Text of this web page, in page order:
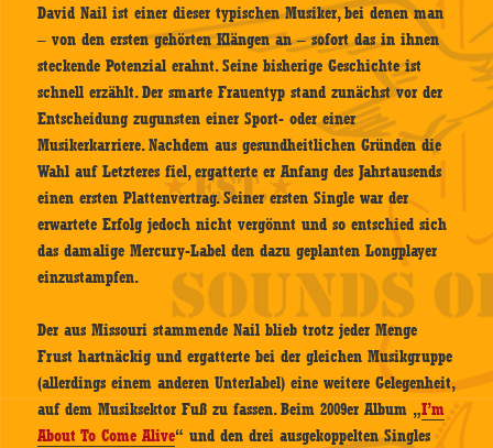
David Nail ist einer dieser typischen Musiker, bei denen man
– von den ersten gehörten Klängen an – sofort das in ihnen
steckende Potenzial erahnt. Seine bisherige Geschichte ist
schnell erzählt. Der smarte Frauentyp stand zunächst vor der
Entscheidung zugunsten einer Sport- oder einer
Musikerkarriere. Nachdem aus gesundheitlichen Gründen die
Wahl auf Letzteres fiel, ergatterte er Anfang des Jahrtausends
einen ersten Plattenvertrag. Seiner ersten Single war der
erwartete Erfolg jedoch nicht vergönnt und so entschied sich
das damalige Mercury-Label den dazu geplanten Longplayer
einzustampfen.
Der aus Missouri stammende Nail blieb trotz jeder Menge
Frust hartnäckig und ergatterte bei der gleichen Musikgruppe
(allerdings einem anderen Unterlabel) eine weitere Gelegenheit,
auf dem Musiksektor Fuß zu fassen. Beim 2009er Album „I’m
About To Come Alive“ und den drei ausgekoppelten Singles